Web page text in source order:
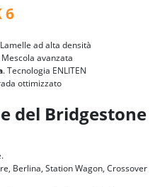
6
ad alta densità
Mescola avanzata
. Tecnologia ENLITEN
ottimizzato
del Bridgestone
Berlina, Station Wagon, Crossover